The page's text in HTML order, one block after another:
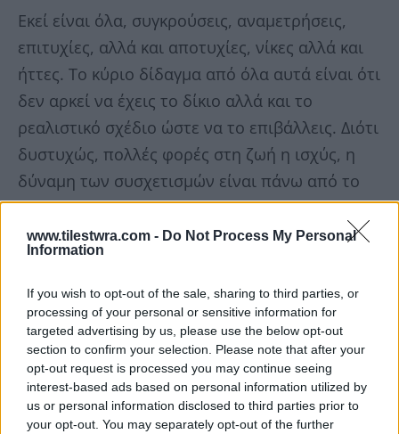
www.tilestwra.com - Do Not Process My Personal
Information
If you wish to opt-out of the sale, sharing to third parties, or
processing of your personal or sensitive information for
targeted advertising by us, please use the below opt-out
section to confirm your selection. Please note that after your
opt-out request is processed you may continue seeing
interest-based ads based on personal information utilized by
us or personal information disclosed to third parties prior to
your opt-out. You may separately opt-out of the further
Εκεί είναι όλα, συγκρούσεις, αναμετρήσεις,
επιτυχίες, αλλά και αποτυχίες, νίκες αλλά και
ήττες. Το κύριο δίδαγμα από όλα αυτά είναι ότι
δεν αρκεί να έχεις το δίκιο αλλά και το
ρεαλιστικό σχέδιο ώστε να το επιβάλλεις. Διότι
δυστυχώς, πολλές φορές στη ζωή η ισχύς, η
δύναμη των συσχετισμών είναι πάνω από το
δίκαιο. Και όπως έγραψε και μια αγαπημένη
συγγραφέας, το δίκιο είναι ζόρικο πολύ.
Με δυο λόγια καλέ μου φίλε, να σου απαντήσω.
Πριν από δέκα χρόνια δεν είχα την εμπειρία
της διακυβέρνησης. Ήξερα τι θέλω να πετύχω,
αλλά δεν ήξερα ακριβώς πως θα το πετύχω.
Σήμερα ξέρω καλά και το τι και το πώς»
σημείωσε χαρακτηριστικά ο Αλέξης Τσίπρας.